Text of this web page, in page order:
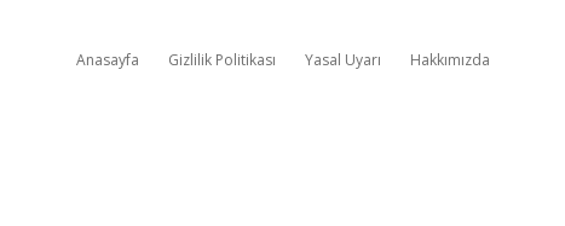
Anasayfa Gizlilik Politikası Yasal Uyarı Hakkımızda